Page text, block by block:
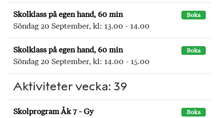
Skolklass på egen hand, 60 min Boka
Söndag 20 September, kl: 13.00 - 14.00
Skolklass på egen hand, 60 min Boka
Söndag 20 September, kl: 14.00 - 15.00
Aktiviteter vecka: 39
Skolprogram Åk 7 - Gy Boka